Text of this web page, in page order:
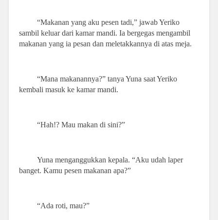
“Makanan yang aku pesen tadi,” jawab Yeriko
sambil keluar dari kamar mandi. Ia bergegas mengambil
makanan yang ia pesan dan meletakkannya di atas meja.
“Mana makanannya?” tanya Yuna saat Yeriko
kembali masuk ke kamar mandi.
“Hah!? Mau makan di sini?”
Yuna menganggukkan kepala. “Aku udah laper
banget. Kamu pesen makanan apa?”
“Ada roti, mau?”